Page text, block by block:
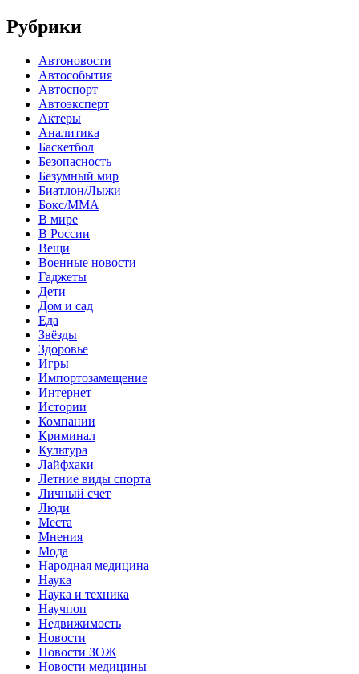
Рубрики
Автоновости
Автособытия
Автоспорт
Автоэксперт
Актеры
Аналитика
Баскетбол
Безопасность
Безумный мир
Биатлон/Лыжи
Бокс/MMA
В мире
В России
Вещи
Военные новости
Гаджеты
Дети
Дом и сад
Еда
Звёзды
Здоровье
Игры
Импортозамещение
Интернет
Истории
Компании
Криминал
Культура
Лайфхаки
Летние виды спорта
Личный счет
Люди
Места
Мнения
Мода
Народная медицина
Наука
Наука и техника
Научпоп
Недвижимость
Новости
Новости ЗОЖ
Новости медицины